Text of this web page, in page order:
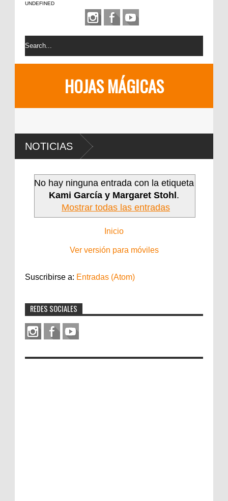
UNDEFINED
HOJAS MÁGICAS
NOTICIAS
No hay ninguna entrada con la etiqueta
Kami García y Margaret Stohl .
Mostrar todas las entradas
Inicio
Ver versión para móviles
Suscribirse a: Entradas (Atom)
REDES SOCIALES